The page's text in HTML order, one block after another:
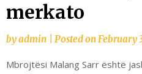
merkato
byadmin Posted onFebruary
Mbrojtësi Malang Sarr është